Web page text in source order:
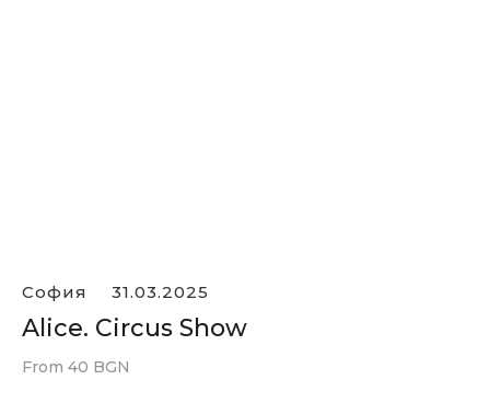
София 31.03.2025
Alice. Circus Show
From 40 BGN